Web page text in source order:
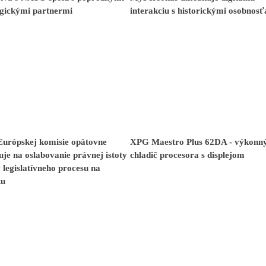
partnermi
interakciu s historickými
komisie opätovne
na oslabovanie právnej istoty
procesu na
XPG Maestro Plus 62DA -
chladič procesora s displejom